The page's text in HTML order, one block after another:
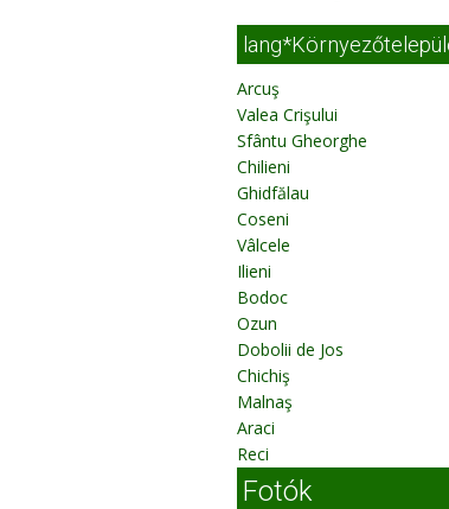
Arcuş
Valea Crişului
Sfântu Gheorghe
Chilieni
Ghidfălau
Coseni
Vâlcele
Ilieni
Bodoc
Ozun
Dobolii de Jos
Chichiş
Malnaş
Araci
Reci
Fotók